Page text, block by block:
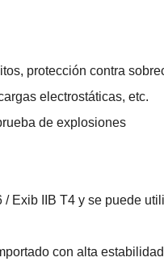
protección contra
electrostáticas, etc.
de explosiones
Exib IIB T4 y se puede
con alta